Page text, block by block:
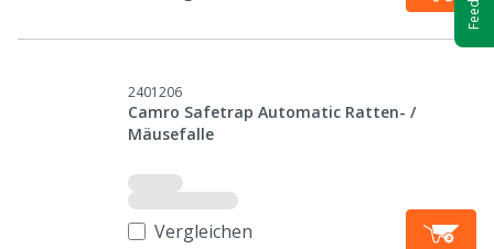
2401206
Camro Safetrap Automatic Ratten- /
Mäusefalle
Vergleichen